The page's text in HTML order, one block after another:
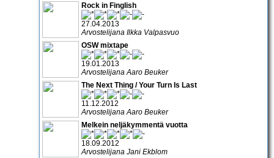
Rock in Finglish
27.04.2013
Arvostelijana Ilkka Valpasvuo
OSW mixtape
19.01.2013
Arvostelijana Aaro Beuker
The Next Thing / Your Turn Is Last
11.12.2012
Arvostelijana Aaro Beuker
Melkein neljäkymmentä vuotta
18.09.2012
Arvostelijana Jani Ekblom